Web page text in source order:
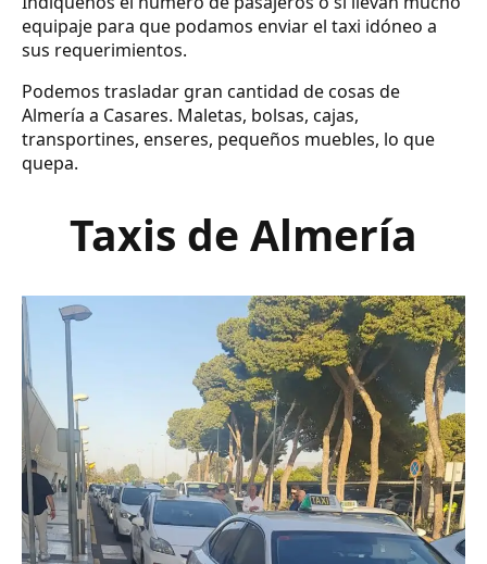
equipaje para que podamos enviar el taxi idóneo a
sus requerimientos.
Podemos trasladar gran cantidad de cosas de
Almería a Casares. Maletas, bolsas, cajas,
transportines, enseres, pequeños muebles, lo que
quepa.
Taxis de Almería